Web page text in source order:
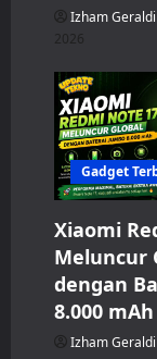
Izham Geraldi
2026
Gadget
Xiaomi
Meluncur
dengan
8.000 mAh
Izham Geraldi